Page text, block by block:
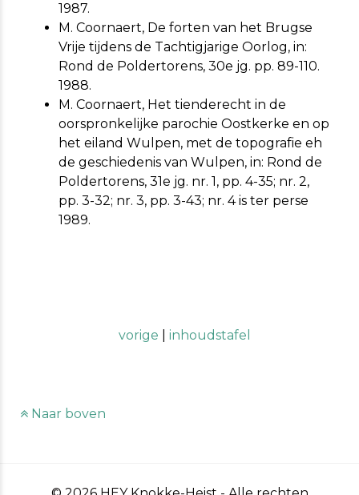
1987.
M. Coornaert, De forten van het Brugse
Vrije tijdens de Tachtigjarige Oorlog, in:
Rond de Poldertorens, 30e jg. pp. 89-110.
1988.
M. Coornaert, Het tienderecht in de
oorspronkelijke parochie Oostkerke en op
het eiland Wulpen, met de topografie eh
de geschiedenis van Wulpen, in: Rond de
Poldertorens, 31e jg. nr. 1, pp. 4-35; nr. 2,
pp. 3-32; nr. 3, pp. 3-43; nr. 4 is ter perse
1989.
vorige inhoudstafel
Naar boven